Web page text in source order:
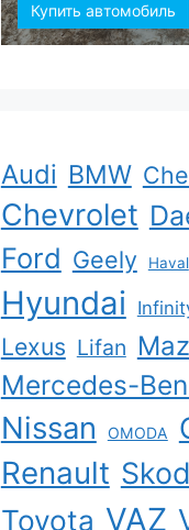
Купить автомобиль
Audi BMW
Chevrolet
Ford Geely Haval
Hyundai
Lexus Lifan
Mercedes-
Nissan OMODA
Renault
Toyota VAZ